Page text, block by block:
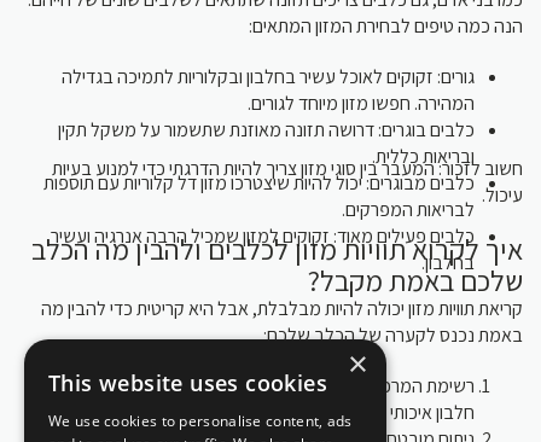
הנה כמה טיפים לבחירת המזון המתאים:
גורים: זקוקים לאוכל עשיר בחלבון ובקלוריות לתמיכה בגדילה
המהירה. חפשו מזון מיוחד לגורים.
כלבים בוגרים: דרושה תזונה מאוזנת שתשמור על משקל תקין
ובריאות כללית.
כלבים מבוגרים: יכול להיות שיצטרכו מזון דל קלוריות עם תוספות
לבריאות המפרקים.
כלבים פעילים מאוד: זקוקים למזון שמכיל הרבה אנרגיה ועשיר
בחלבון.
חשוב לזכור: המעבר בין סוגי מזון צריך להיות הדרגתי כדי למנוע בעיות
עיכול.
איך לקרוא תוויות מזון לכלבים ולהבין מה הכלב
שלכם באמת מקבל?
קריאת תוויות מזון יכולה להיות מבלבלת, אבל היא קריטית כדי להבין מה
באמת נכנס לקערה של הכלב שלכם:
רשימת המרכיבים: מסודרת לפי כמות, מהגבוה לנמוך. חפשו מקור
חלבון איכותי כמרכיב ראשון.
×
This website uses cookies
We use cookies to personalise content, ads